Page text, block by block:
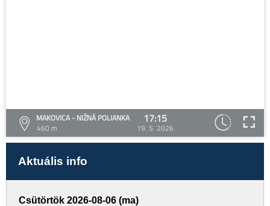
MAKOVICA - NIŽNÁ POLIANKA
460 m
17:15
19. 5. 2026
Aktuális info
Csütörtök 2026-08-06 (ma)